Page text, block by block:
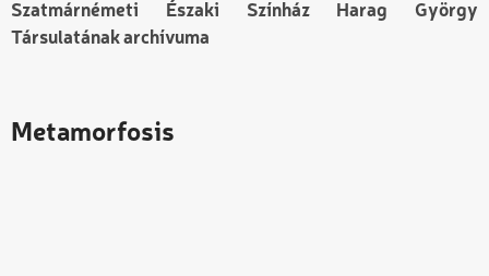
Szatmárnémeti Északi Színház Harag György
Társulatának archívuma
Metamorfosis